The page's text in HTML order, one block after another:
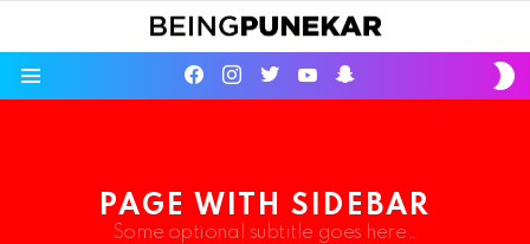
facebookinstagram
twitter youtube
PAGE WITH SIDEBAR
Some optional subtitle goes here…